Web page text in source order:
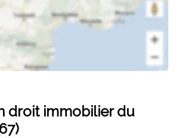
droit immobilier du